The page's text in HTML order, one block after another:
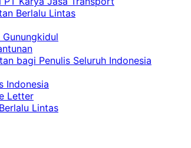
Berlalu Lintas
bagi Penulis Seluruh Indonesia
Indonesia
Letter
Lintas